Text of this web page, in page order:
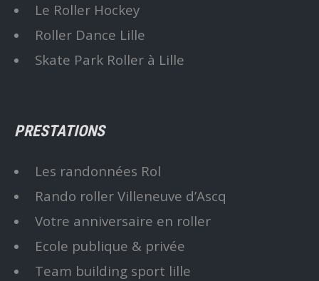
Le Roller Hockey
Roller Dance Lille
Skate Park Roller à Lille
PRESTATIONS
Les randonnées Rol
Rando roller Villeneuve d’Ascq
Votre anniversaire en roller
Ecole publique & privée
Team building sport lille